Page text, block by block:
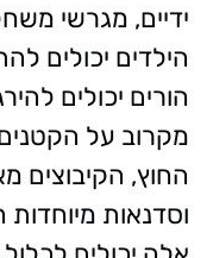
ידיים, מגרשי
הילדים יכולים
הורים יכולים
מקרוב על
החוץ, הקיבוצים
וסדנאות מיוחדות